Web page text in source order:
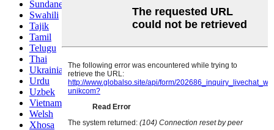
Sundanese
Swahili
Tajik
Tamil
Telugu
Thai
Ukrainian
Urdu
Uzbek
Vietnamese
Welsh
Xhosa